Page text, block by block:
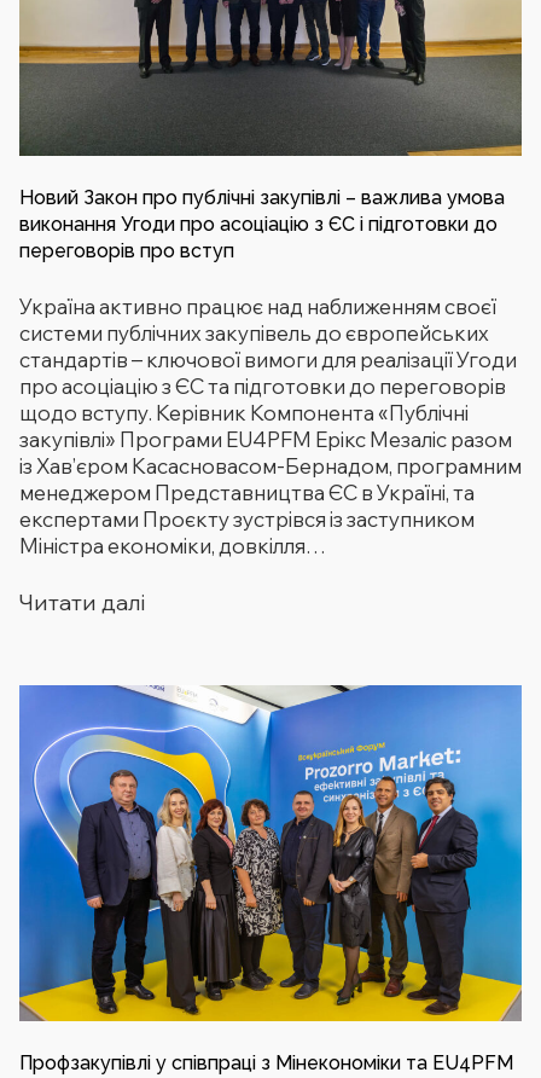
Новий Закон про публічні закупівлі – важлива умова
виконання Угоди про асоціацію з ЄС і підготовки до
переговорів про вступ
Україна активно працює над наближенням своєї
системи публічних закупівель до європейських
стандартів – ключової вимоги для реалізації Угоди
про асоціацію з ЄС та підготовки до переговорів
щодо вступу. Керівник Компонента «Публічні
закупівлі» Програми EU4PFM Ерікс Мезаліс разом
із Хав’єром Касасновасом-Бернадом, програмним
менеджером Представництва ЄС в Україні, та
експертами Проєкту зустрівся із заступником
Міністра економіки, довкілля…
Читати далі
Профзакупівлі у співпраці з Мінекономіки та EU4PFM